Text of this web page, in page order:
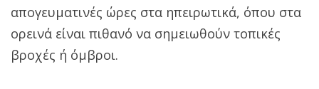
απογευματινές ώρες στα ηπειρωτικά, όπου στα
ορεινά είναι πιθανό να σημειωθούν τοπικές
βροχές ή όμβροι.